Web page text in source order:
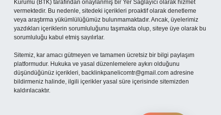
Kurumu (BTK) tarafından onaylanmış bir Yer Sağlayıcı olarak hizmet
vermektedir. Bu nedenle, sitedeki içerikleri proaktif olarak denetleme
veya araştırma yükümlülüğümüz bulunmamaktadır. Ancak, üyelerimiz
yazdıkları içeriklerin sorumluluğunu taşımakta olup, siteye üye olarak bu
sorumluluğu kabul etmiş sayılırlar.
Sitemiz, kar amacı gütmeyen ve tamamen ücretsiz bir bilgi paylaşım
platformudur. Hukuka ve yasal düzenlemelere aykırı olduğunu
düşündüğünüz içerikleri, backlinkpanelicomtr@gmail.com adresine
bildirmeniz halinde, ilgili içerikler yasal süre içerisinde sitemizden
kaldırılacaktır.